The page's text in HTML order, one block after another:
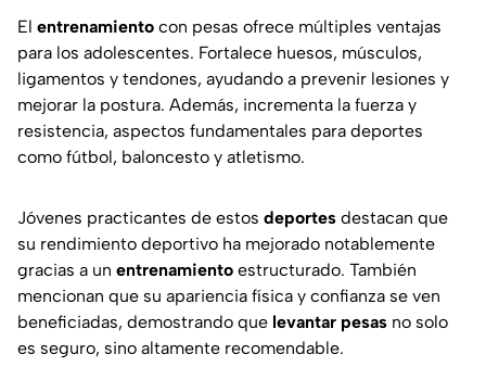
El entrenamiento con pesas ofrece múltiples ventajas
para los adolescentes. Fortalece huesos, músculos,
ligamentos y tendones, ayudando a prevenir lesiones y
mejorar la postura. Además, incrementa la fuerza y
resistencia, aspectos fundamentales para deportes
como fútbol, baloncesto y atletismo.
Jóvenes practicantes de estos deportes destacan que
su rendimiento deportivo ha mejorado notablemente
gracias a un entrenamiento estructurado. También
mencionan que su apariencia física y confianza se ven
beneficiadas, demostrando que levantar pesas no solo
es seguro, sino altamente recomendable.